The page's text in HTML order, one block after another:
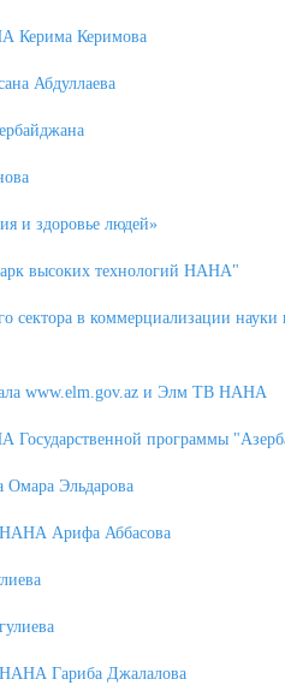
Керима Керимова
Абдуллаева
и здоровье людей»
высоких технологий НАНА"
сектора в коммерциализации
www.elm.gov.az и Элм ТВ НАНА
программы
Омара Эльдарова
НАНА Арифа Аббасова
НАНА Гариба Джалалова